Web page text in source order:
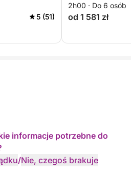
5 (51)
2h00 · Do 6 osób
od 1 581 zł
informacje potrzebne do
/Nie, czegoś brakuje